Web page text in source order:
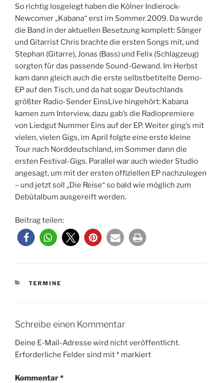
So richtig losgelegt haben die Kölner Indierock-
Newcomer „Kabana“ erst im Sommer 2009. Da wurde
die Band in der aktuellen Besetzung komplett: Sänger
und Gitarrist Chris brachte die ersten Songs mit, und
Stephan (Gitarre), Jonas (Bass) und Felix (Schlagzeug)
sorgten für das passende Sound-Gewand. Im Herbst
kam dann gleich auch die erste selbstbetitelte Demo-
EP auf den Tisch, und da hat sogar Deutschlands
größter Radio-Sender EinsLive hingehört: Kabana
kamen zum Interview, dazu gab’s die Radiopremiere
von Liedgut Nummer Eins auf der EP. Weiter ging’s mit
vielen, vielen Gigs, im April folgte eine erste kleine
Tour nach Norddeutschland, im Sommer dann die
ersten Festival-Gigs. Parallel war auch wieder Studio
angesagt, um mit der ersten offiziellen EP nachzulegen
– und jetzt soll „Die Reise“ so bald wie möglich zum
Debütalbum ausgereift werden.
Beitrag teilen:
KATEGORIEN
TERMINE
Schreibe einen Kommentar
Deine E-Mail-Adresse wird nicht veröffentlicht.
Erforderliche Felder sind mit* markiert
Kommentar*